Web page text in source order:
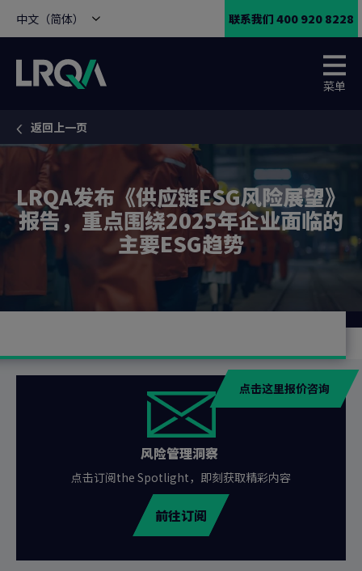
中文（简体） 联系我们 400 920 8228
菜单
You are here:
返回上一页
LRQA发布《供应链ESG风险展望》
报告，重点围绕2025年企业面临的
主要ESG趋势
点击这里报价咨询
风险管理洞察
点击订阅the Spotlight，即刻获取精彩内容
前往订阅